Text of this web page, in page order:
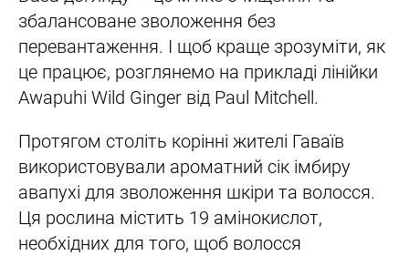
збалансоване зволоження без
перевантаження. І щоб краще зрозуміти, як
це працює, розглянемо на прикладі лінійки
Awapuhi Wild Ginger від Paul Mitchell.
Протягом століть корінні жителі Гаваїв
використовували ароматний сік імбиру
авапухі для зволоження шкіри та волосся.
Ця рослина містить 19 амінокислот,
необхідних для того, щоб волосся